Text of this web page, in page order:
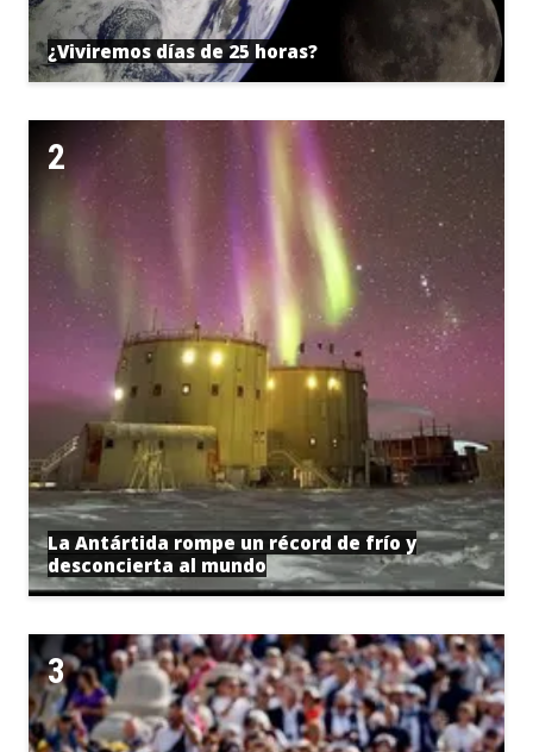
¿Viviremos días de 25 horas?
La Antártida rompe un récord de frío y
desconcierta al mundo